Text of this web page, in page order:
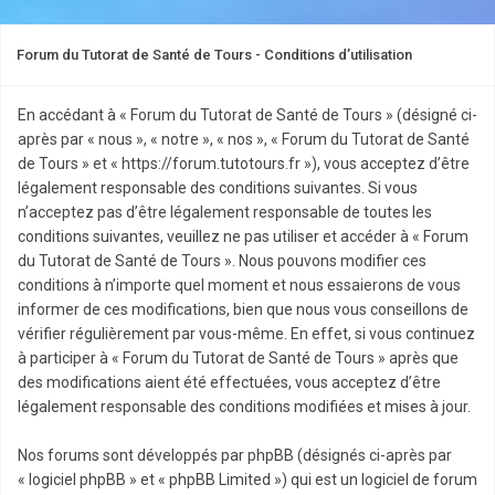
Forum du Tutorat de Santé de Tours - Conditions d’utilisation
En accédant à « Forum du Tutorat de Santé de Tours » (désigné ci-
après par « nous », « notre », « nos », « Forum du Tutorat de Santé
de Tours » et « https://forum.tutotours.fr »), vous acceptez d’être
légalement responsable des conditions suivantes. Si vous
n’acceptez pas d’être légalement responsable de toutes les
conditions suivantes, veuillez ne pas utiliser et accéder à « Forum
du Tutorat de Santé de Tours ». Nous pouvons modifier ces
conditions à n’importe quel moment et nous essaierons de vous
informer de ces modifications, bien que nous vous conseillons de
vérifier régulièrement par vous-même. En effet, si vous continuez
à participer à « Forum du Tutorat de Santé de Tours » après que
des modifications aient été effectuées, vous acceptez d’être
légalement responsable des conditions modifiées et mises à jour.
Nos forums sont développés par phpBB (désignés ci-après par
« logiciel phpBB » et « phpBB Limited ») qui est un logiciel de forum